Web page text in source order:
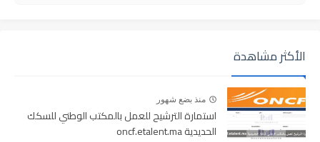
الأكثر مشاهدة
منذ بضع شهور
استمارة الترشيح للعمل بالمكتب الوطني للسكك
الحديدية oncf.etalent.ma